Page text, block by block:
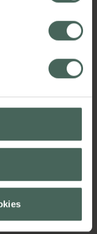
Visa
oss från Skåne i